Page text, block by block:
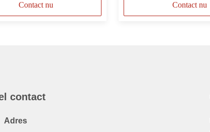
Contact nu Contact nu
contact
Adres